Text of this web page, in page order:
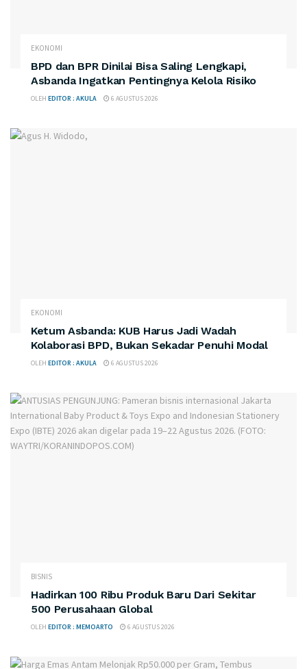
EKONOMI
BPD dan BPR Dinilai Bisa Saling Lengkapi,
Asbanda Ingatkan Pentingnya Kelola Risiko
OLEH EDITOR : AKULA 6 AGUSTUS 2026
EKONOMI
Ketum Asbanda: KUB Harus Jadi Wadah
Kolaborasi BPD, Bukan Sekadar Penuhi Modal
OLEH EDITOR : AKULA 6 AGUSTUS 2026
BISNIS
Hadirkan 100 Ribu Produk Baru Dari Sekitar
500 Perusahaan Global
OLEH EDITOR : MEMOARTO 6 AGUSTUS 2026